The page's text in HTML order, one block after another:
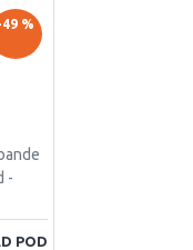
49 %
-
POD